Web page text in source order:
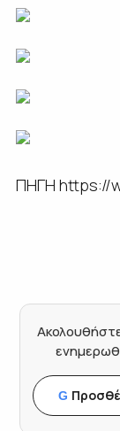
ΠΗΓΗ https://
G